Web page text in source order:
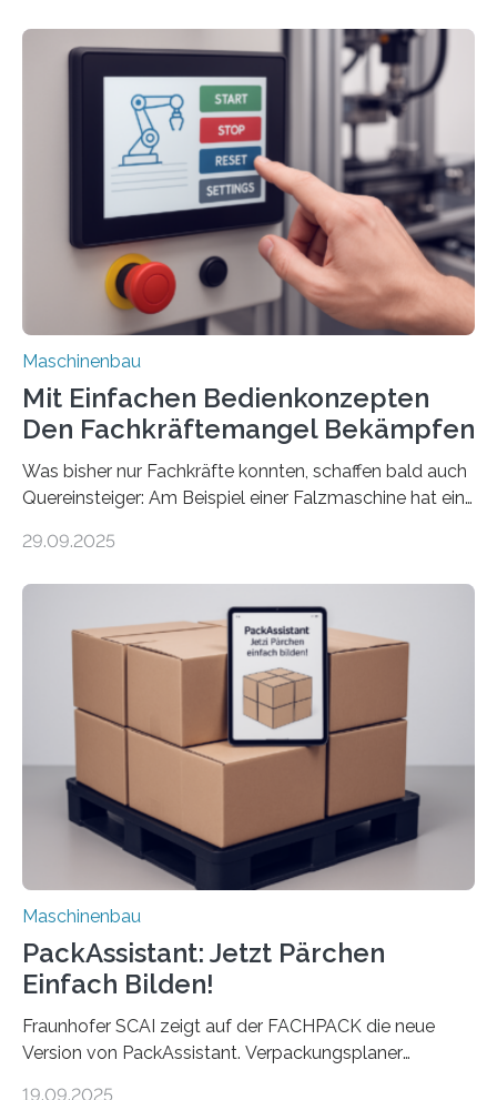
Maschinenbau
Mit Einfachen Bedienkonzepten
Den Fachkräftemangel Bekämpfen
Was bisher nur Fachkräfte konnten, schaffen bald auch
Quereinsteiger: Am Beispiel einer Falzmaschine hat ein
Mensch-Maschine-Schnittstelle so sehr vereinfacht,
Die zugrunde liegende Methodik lässt sich auf alle
anderen Maschinen übertragen. Eine Falzmaschine
umzurüsten ist ein Job für echte Profis. Eine solche
Maschine faltet in Druckereien Broschüren, Prospekte,
Landkarten und vieles mehr – mehrere Zehntausend
Exemplare pro Stunde. Je nach Maschinentyp und
Auftrag kann das Umrüsten…
29.09.2025
Maschinenbau
PackAssistant: Jetzt Pärchen
Einfach Bilden!
Fraunhofer SCAI zeigt auf der FACHPACK die neue
Version von PackAssistant. Verpackungsplaner
19.09.2025